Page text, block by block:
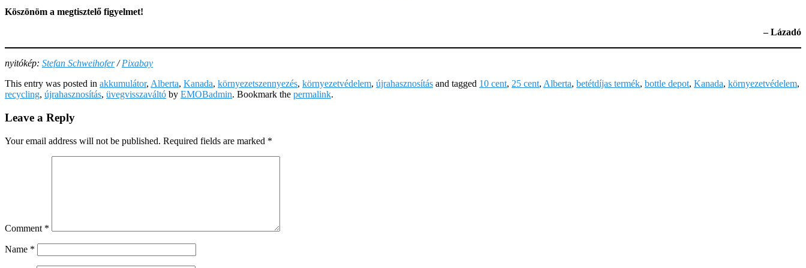
Köszönöm a megtisztelő figyelmet!
– Lázadó
nyitókép: Stefan Schweihofer/Pixabay
This entry was posted in akkumulátor, Alberta, Kanada, környezetszennyezés, környezetvédelem, újrahasznosítás and tagged 10 cent, 25 cent, Alberta, betétdíjas termék, bottle depot, Kanada, környezetvédelem,
recycling, újrahasznosítás, üvegvisszaváltó by EMOBadmin. Bookmark the permalink.
Leave a Reply
Your email address will not be published. Required fields are marked *
Comment *
Name *